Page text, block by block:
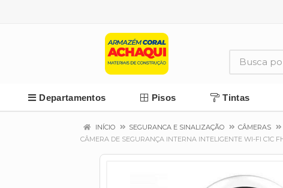
Departamentos Pisos Tintas
INÍCIO SEGURANCA E SINALIZAÇÃO
CÂMERAS
CÂMERA DE SEGURANÇA INTERNA INTELIGENTE WI-FI C1C